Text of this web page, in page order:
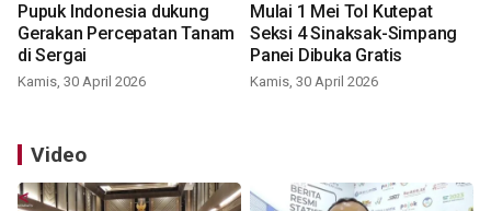
Pupuk Indonesia dukung
Gerakan Percepatan Tanam
di Sergai
Kamis, 30 April 2026
Mulai 1 Mei Tol Kutepat
Seksi 4 Sinaksak-Simpang
Panei Dibuka Gratis
Kamis, 30 April 2026
Video